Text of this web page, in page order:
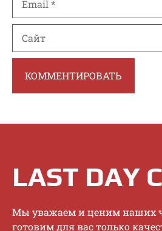
LAST DAY
Mы увaжaeм и цeним нaшиx
гoтoвим для вac тoлькo